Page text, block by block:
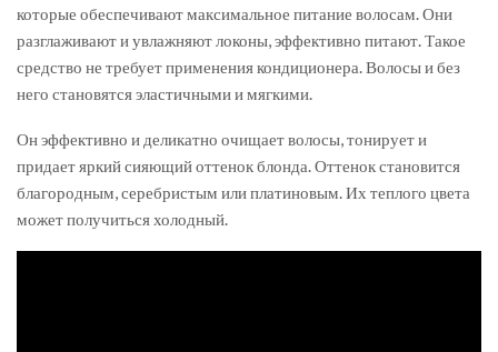
которые обеспечивают максимальное питание волосам. Они
разглаживают и увлажняют локоны, эффективно питают. Такое
средство не требует применения кондиционера. Волосы и без
него становятся эластичными и мягкими.
Он эффективно и деликатно очищает волосы, тонирует и
придает яркий сияющий оттенок блонда. Оттенок становится
благородным, серебристым или платиновым. Их теплого цвета
может получиться холодный.